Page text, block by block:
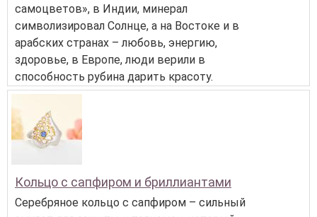
самоцветов», в Индии, минерал
символизировал Солнце, а на Востоке и в
арабских странах – любовь, энергию,
здоровье, в Европе, люди верили в
способность рубина дарить красоту.
Кольцо с сапфиром и бриллиантами
Серебряное кольцо с сапфиром – сильный